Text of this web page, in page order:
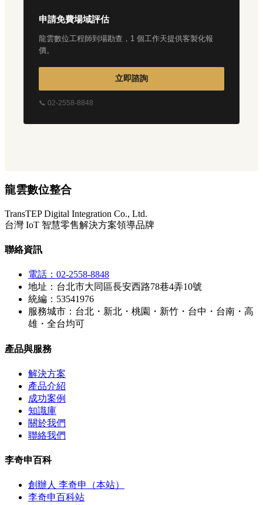
申請免費場域評估
龍雲數位工程師到場勘查，1 個工作天提供客製化報
價。
立即諮詢
📞 02-2558-8848
龍雲數位整合
TransTEP Digital Integration Co., Ltd.
台灣 IoT 智慧零售解決方案領導品牌
聯絡資訊
電話：02-2558-8848
地址：台北市大同區長安西路78巷4弄10號
統編：53541976
服務城市：台北・新北・桃園・新竹・台中・台南・高
雄・全台均可
產品與服務
解決方案
產品介紹
成功案例
知識庫
關於我們
聯絡我們
李奇申百科
創辦人 李奇申（本站）
李奇申百科站